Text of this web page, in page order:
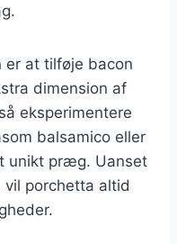
er at tilføje bacon
dimension af
eksperimentere
balsamico eller
unikt præg. Uanset
porchetta altid